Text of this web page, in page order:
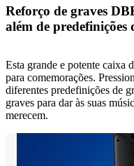
Reforço de graves
além de predefinições
Esta grande e potente caixa
para comemorações.
diferentes predefinições de
graves para dar às suas
merecem.